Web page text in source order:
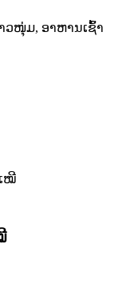
ວໜຸ່ມ, ອາຫານເຊົ້າ
ໝີ